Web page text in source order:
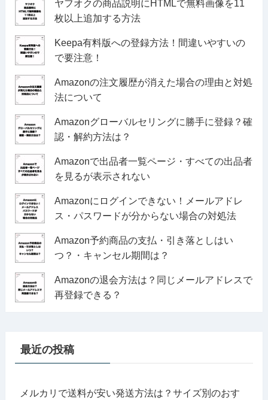
ヤフオクの商品説明にHTMLで無料画像を11
枚以上追加する方法
Keepa有料版への登録方法！間違いやすいの
で要注意！
Amazonの注文履歴が消えた場合の理由と対処
法について
Amazonグローバルセリングに勝手に登録？確
認・解約方法は？
Amazonで出品者一覧ページ・すべての出品者
を見るが表示されない
Amazonにログインできない！メールアドレ
ス・パスワードが分からない場合の対処法
Amazon予約商品の支払・引き落としはい
つ？・キャンセル期間は？
Amazonの退会方法は？同じメールアドレスで
再登録できる？
最近の投稿
メルカリで送料が安い発送方法は？サイズ別のおす